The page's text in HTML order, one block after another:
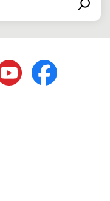
Search